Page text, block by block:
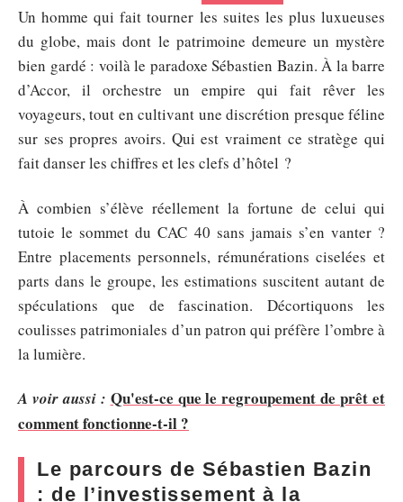
Un homme qui fait tourner les suites les plus luxueuses
du globe, mais dont le patrimoine demeure un mystère
bien gardé : voilà le paradoxe Sébastien Bazin. À la barre
d’Accor, il orchestre un empire qui fait rêver les
voyageurs, tout en cultivant une discrétion presque féline
sur ses propres avoirs. Qui est vraiment ce stratège qui
fait danser les chiffres et les clefs d’hôtel ?
À combien s’élève réellement la fortune de celui qui
tutoie le sommet du CAC 40 sans jamais s’en vanter ?
Entre placements personnels, rémunérations ciselées et
parts dans le groupe, les estimations suscitent autant de
spéculations que de fascination. Décortiquons les
coulisses patrimoniales d’un patron qui préfère l’ombre à
la lumière.
A voir aussi : Qu'est-ce que le regroupement de prêt et
comment fonctionne-t-il ?
Le parcours de Sébastien Bazin
: de l’investissement à la